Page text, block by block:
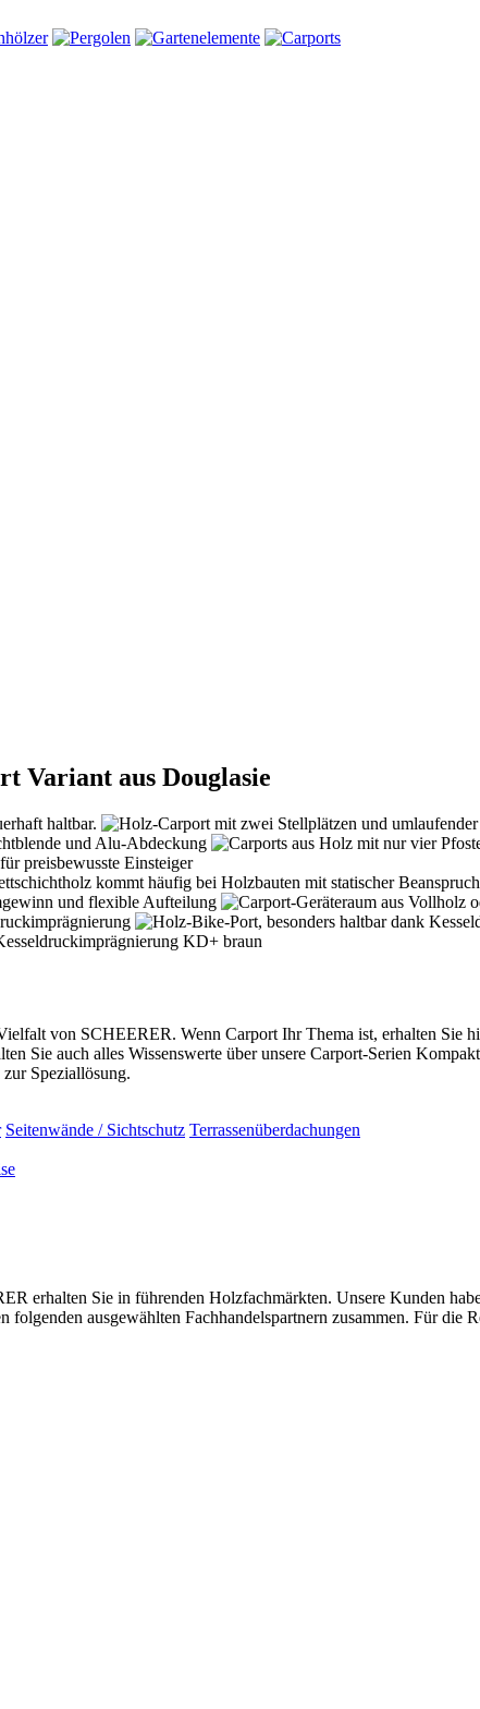
Variant aus Douglasie
von SCHEERER. Wenn Carport Ihr Thema ist, erhalten Sie
Sie auch alles Wissenswerte über unsere Carport-Serien
Speziallösung.
Seitenwände / Sichtschutz Terrassenüberdachungen
erhalten Sie in führenden Holzfachmärkten. Unsere Kunden
ausgewählten Fachhandelspartnern zusammen. Für die